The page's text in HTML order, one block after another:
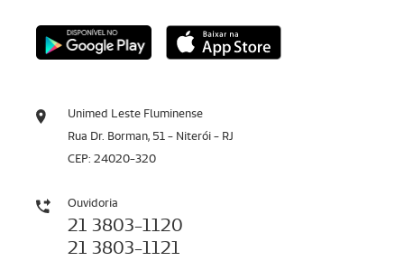
Unimed Leste Fluminense
Rua Dr. Borman, 51 - Niterói - RJ
CEP: 24020-320
Ouvidoria
21 3803-1120
21 3803-1121